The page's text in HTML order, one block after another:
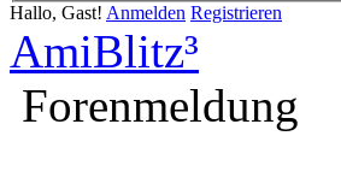
Hallo, Gast! Anmelden Registrieren
AmiBlitz³
Forenmeldung